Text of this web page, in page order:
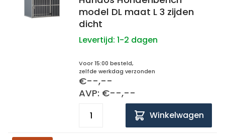
model DL maat L 3 zijden
dicht
Levertijd: 1-2 dagen
Voor 15:00 besteld,
zelfde werkdag verzonden
€--,--
AVP: €--,--
Winkelwagen